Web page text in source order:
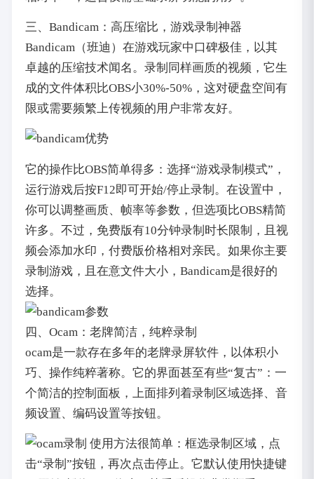
三、Bandicam：高压缩比，游戏录制神器
Bandicam（班迪）在游戏玩家中口碑极佳，以其
卓越的压缩技术闻名。录制同样画质的视频，它生
成的文件体积比OBS小30%-50%，这对硬盘空间有
限或需要频繁上传视频的用户非常友好。
它的操作比OBS简单得多：选择“游戏录制模式”，
运行游戏后按F12即可开始/停止录制。在设置中，
你可以调整画质、帧率等参数，但选项比OBS精简
许多。不过，免费版有10分钟录制时长限制，且视
频会添加水印，付费版价格相对亲民。如果你主要
录制游戏，且在意文件大小，Bandicam是很好的
选择。
四、Ocam：老牌简洁，纯粹录制
ocam是一款存在多年的老牌录屏软件，以体积小
巧、操作纯粹著称。它的界面甚至有些“复古”：一
个简洁的控制面板，上面排列着录制区域选择、音
频设置、编码设置等按钮。
使用方法很简单：框选录制区域，点
击“录制”按钮，再次点击停止。它默认使用快捷键